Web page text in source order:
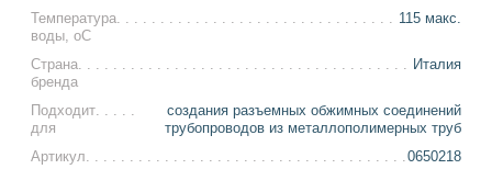
Температура
воды, оС
115 макс.
Страна
бренда
Италия
Подходит
для
создания разъемных обжимных соединений
трубопроводов из металлополимерных труб
Артикул
0650218